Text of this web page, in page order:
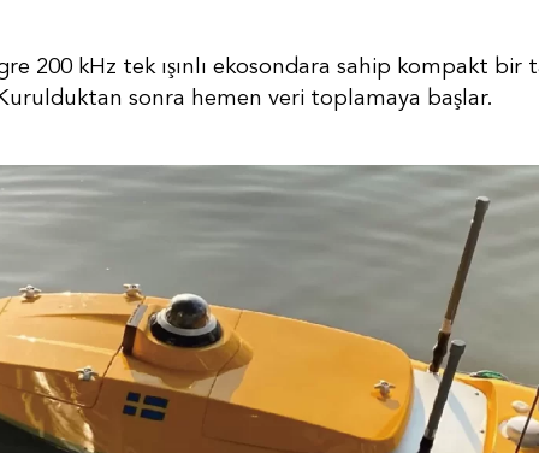
200 kHz tek ışınlı ekosondara sahip kompakt
sonra hemen veri toplamaya başlar.